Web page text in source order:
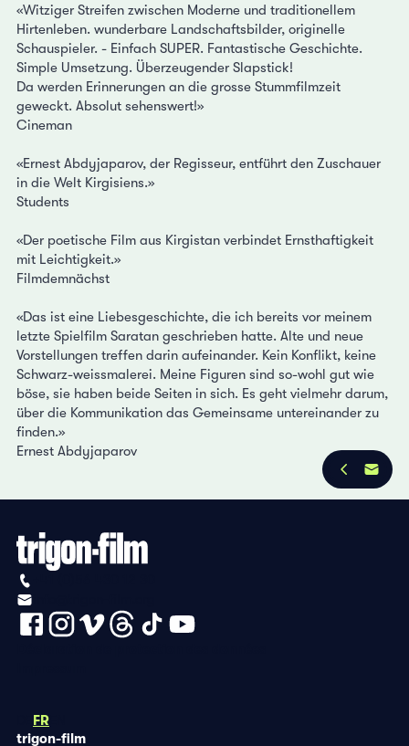
«Witziger Streifen zwischen Moderne und traditionellem
Hirtenleben. wunderbare Landschaftsbilder, originelle
Schauspieler. - Einfach SUPER. Fantastische Geschichte.
Simple Umsetzung. Überzeugender Slapstick!
Da werden Erinnerungen an die grosse Stummfilmzeit
geweckt. Absolut sehenswert!»
Cineman
«Ernest Abdyjaparov, der Regisseur, entführt den Zuschauer
in die Welt Kirgisiens.»
Students
«Der poetische Film aus Kirgistan verbindet Ernsthaftigkeit
mit Leichtigkeit.»
Filmdemnächst
«Das ist eine Liebesgeschichte, die ich bereits vor meinem
letzte Spielfilm Saratan geschrieben hatte. Alte und neue
Vorstellungen treffen darin aufeinander. Kein Konflikt, keine
Schwarz-weissmalerei. Meine Figuren sind so-wohl gut wie
böse, sie haben beide Seiten in sich. Es geht vielmehr darum,
über die Kommunikation das Gemeinsame untereinander zu
finden.»
Ernest Abdyjaparov
FR
trigon-film